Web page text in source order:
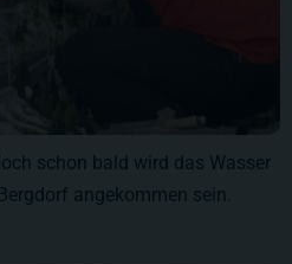
schon bald wird das Wasser
angekommen sein.